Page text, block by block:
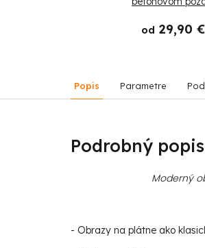
od 29,90 €
Popis Parametre
Podrobný popis
Moderný
- Obrazy na plátne ako